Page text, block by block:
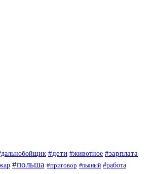
#дети #животное #зарплата
#польша #приговор #пьяный #работа